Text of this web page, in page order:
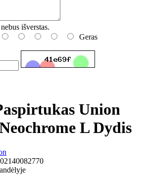
išverstas.
Geras
Union
L Dydis